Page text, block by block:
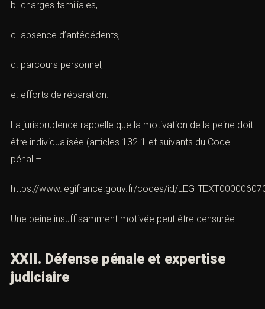
b. charges familiales,
c. absence d’antécédents,
d. parcours personnel,
e. efforts de réparation.
La jurisprudence rappelle que la motivation de la peine doit
être individualisée (articles 132-1 et suivants du Code
pénal –
https://www.legifrance.gouv.fr/codes/id/
Une peine insuffisamment motivée peut être censurée.
XXII. Défense pénale et expertise
judiciaire